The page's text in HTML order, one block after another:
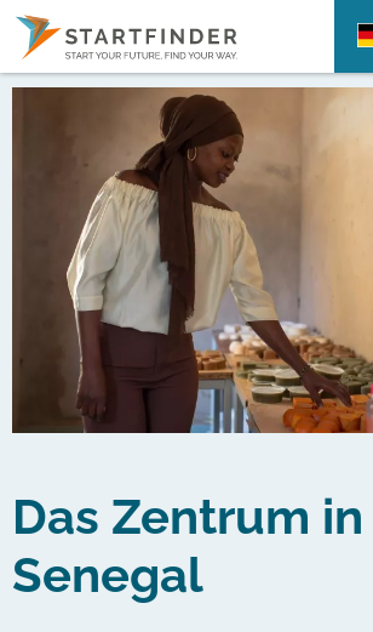
Das Zentrum in
Senegal